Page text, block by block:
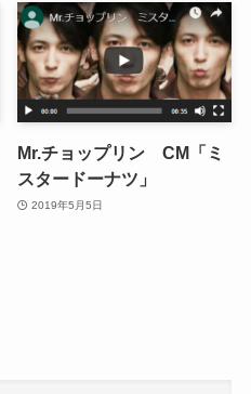
Mr.チョップリン CM「ミ
スタードーナツ」
2019年5月5日